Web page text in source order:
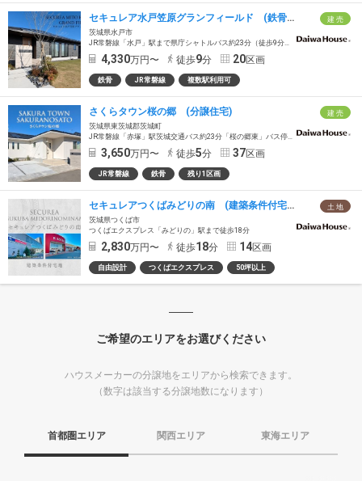
建 売
セキュレア水戸笠原グランフィールド (鉄骨造）(分譲住宅)
茨城県水戸市
JR常磐線「水戸」駅まで県庁シャトルバス約23分（徒歩9分～10分の「県庁」バス停乗車）
4,330万円〜 徒歩9分 20区画
鉄骨 JR常磐線 複数駅利用可
建 売
さくらタウン桜の郷 (分譲住宅)
茨城県東茨城郡茨城町
JR常磐線「赤塚」駅茨城交通バス約23分「桜の郷東」バス停徒歩5分
3,650万円〜 徒歩5分 37区画
JR常磐線 鉄骨 残り1区画
土 地
セキュレアつくばみどりの南 (建築条件付宅地分譲)
茨城県つくば市
つくばエクスプレス「みどりの」駅まで徒歩18分
2,830万円〜 徒歩18分 14区画
自由設計 つくばエクスプレス 50坪以上
ご希望のエリアをお選びください
ハウスメーカーの分譲地をエリアから検索できます。
（数字は該当する分譲地数になります）
首都圏エリア 関西エリア 東海エリア